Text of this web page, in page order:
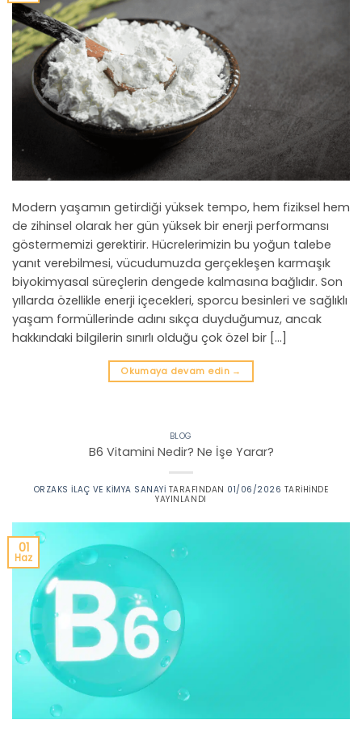
Modern yaşamın getirdiği yüksek tempo, hem fiziksel hem
de zihinsel olarak her gün yüksek bir enerji performansı
göstermemizi gerektirir. Hücrelerimizin bu yoğun talebe
yanıt verebilmesi, vücudumuzda gerçekleşen karmaşık
biyokimyasal süreçlerin dengede kalmasına bağlıdır. Son
yıllarda özellikle enerji içecekleri, sporcu besinleri ve sağlıklı
yaşam formüllerinde adını sıkça duyduğumuz, ancak
hakkındaki bilgilerin sınırlı olduğu çok özel bir […]
Okumaya devam edin →
BLOG
B6 Vitamini Nedir? Ne İşe Yarar?
ORZAKS İLAÇ VE KIMYA SANAYI TARAFINDAN 01/06/2026 TARIHINDE
YAYINLANDI
01
Haz